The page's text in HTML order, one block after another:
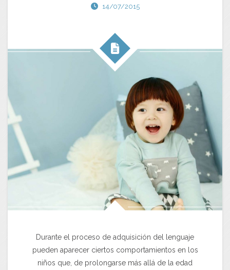
14/07/2015
Durante el proceso de adquisición del lenguaje
pueden aparecer ciertos comportamientos en los
niños que, de prolongarse más allá de la edad